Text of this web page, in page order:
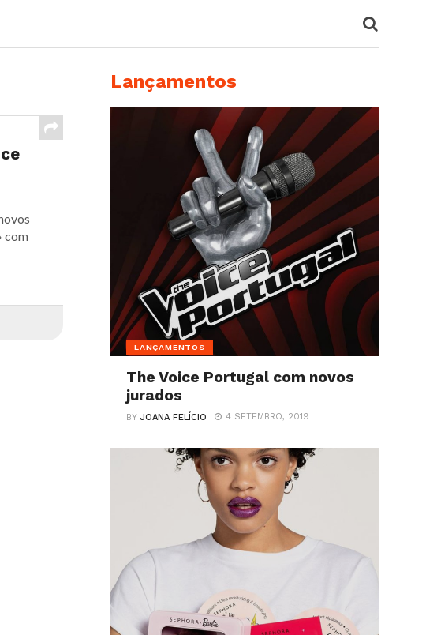
com
Lançamentos
LANÇAMENTOS
The Voice Portugal com novos
jurados
BYJOANA FELÍCIO 4 SETEMBRO, 2019